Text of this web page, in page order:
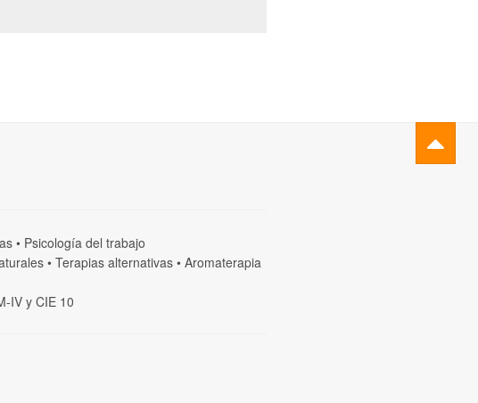
• Psicología del trabajo
• Terapias alternativas • Aromaterapia
IV y CIE 10